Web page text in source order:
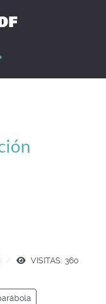
VISITAS: 360